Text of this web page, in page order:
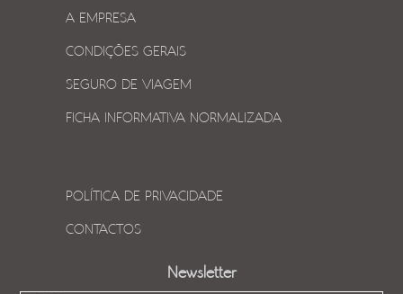
A EMPRESA
CONDIÇÕES GERAIS
SEGURO DE VIAGEM
FICHA INFORMATIVA NORMALIZADA
POLÍTICA DE PRIVACIDADE
CONTACTOS
Newsletter